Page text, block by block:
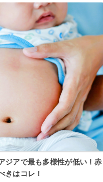
ジアで最も多様性が低い！赤
きはコレ！